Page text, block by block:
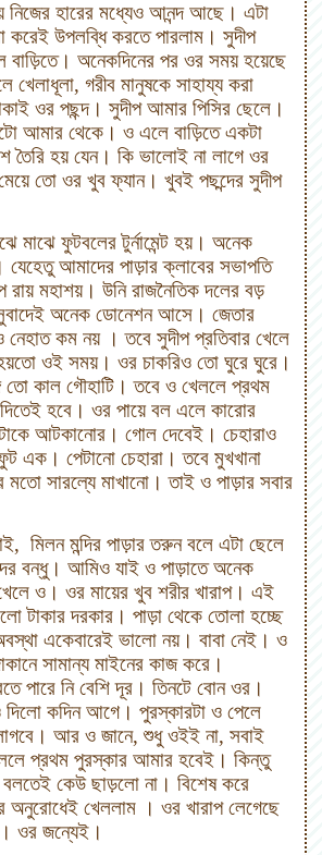
নিজের হারের মধ্যেও আনন্দ আছে। এটা
উপলব্ধি করতে পারলাম। সুদীপ
বাড়িতে। অনেকদিনের পর ওর সময় হয়েছে
গরীব মানুষকে সাহায্য করা
ওর পছন্দ। সুদীপ আমার পিসির ছেলে।
আমার থেকে। ও এলে বাড়িতে একটা
তৈরি হয় যেন। কি ভালোই না লাগে ওর
তো ওর খুব ফ্যান। খুবই পছন্দের সুদীপ
মাঝে ফুটবলের টুর্নামেন্ট হয়। অনেক
আমাদের পাড়ার ক্লাবের সভাপতি
রায় মহাশয়। উনি রাজনৈতিক দলের বড়
অনেক ডোনেশন আসে। জেতার
নেহাত কম নয় । তবে সুদীপ প্রতিবার খেলে
ওই সময়। ওর চাকরিও তো ঘুরে ঘুরে।
তো কাল গৌহাটি। তবে ও খেললে প্রথম
হবে। ওর পায়ে বল এলে কারোর
আটকানোর। গোল দেবেই। চেহারাও
এক। পেটানো চেহারা। তবে মুখখানা
মতো সারল্যে মাখানো। তাই ও পাড়ার সবার
মিলন মন্দির পাড়ার তরুন বলে এটা ছেলে
বন্ধু। আমিও যাই ও পাড়াতে অনেক
ও। ওর মায়ের খুব শরীর খারাপ। এই
টাকার দরকার। পাড়া থেকে তোলা হচ্ছে
একেবারেই ভালো নয়। বাবা নেই। ও
সামান্য মাইনের কাজ করে।
পারে নি বেশি দূর। তিনটে বোন ওর।
দিলো কদিন আগে। পুরস্কারটা ও পেলে
আর ও জানে, শুধু ওইই না, সবাই
প্রথম পুরস্কার আমার হবেই। কিন্তু
কেউ ছাড়লো না। বিশেষ করে
খেললাম । ওর খারাপ লেগেছে
ওর জন্যেই।